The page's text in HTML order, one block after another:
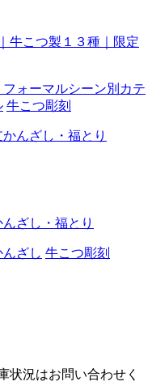
牛こつ製１３種｜限定
フォーマルシーン別カテ
牛こつ彫刻
ざし・福とり
ざし 牛こつ彫刻
状況はお問い合わせく